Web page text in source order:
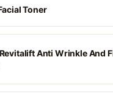
Toner
Anti Wrinkle And